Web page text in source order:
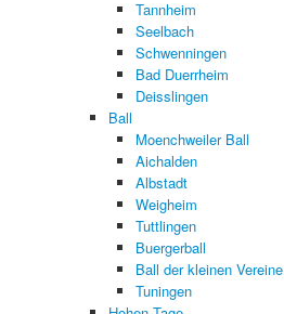
Tannheim
Seelbach
Schwenningen
Bad Duerrheim
Deisslingen
Ball
Moenchweiler Ball
Aichalden
Albstadt
Weigheim
Tuttlingen
Buergerball
Ball der kleinen Vereine
Tuningen